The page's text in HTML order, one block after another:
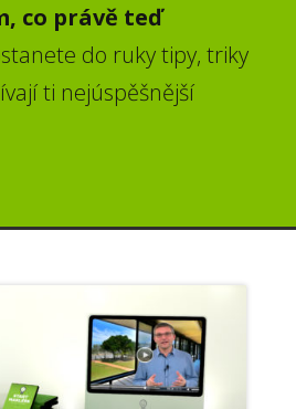
co právě teď
do ruky tipy, triky
ti nejúspěšnější